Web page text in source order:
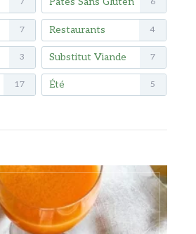
7 Restaurants 4
3 Substitut Viande 7
17 Été 5